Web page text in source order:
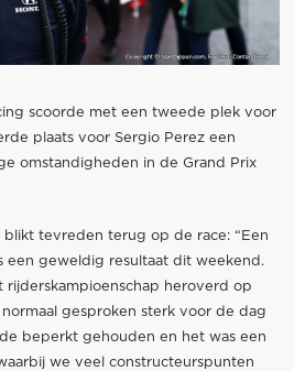
scoorde met een tweede plek voor
plaats voor Sergio Perez een
omstandigheden in de Grand Prix
blikt tevreden terug op de race: “Een
een geweldig resultaat dit weekend.
rijderskampioenschap heroverd op
gesproken sterk voor de dag
beperkt gehouden en het was een
we veel constructeurspunten